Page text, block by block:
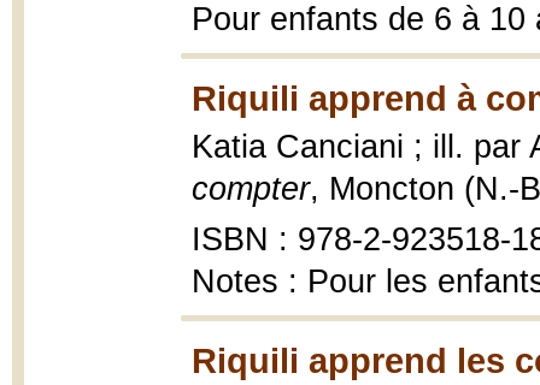
Pour enfants de 6 à 10
Riquili apprend à
Katia Canciani ; ill. par
compter, Moncton (N.-
ISBN : 978-2-923518-
Notes : Pour les
Riquili apprend les